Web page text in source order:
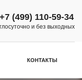
КОНТАКТЫ
+7 (499) 110-59-34
и без выходных